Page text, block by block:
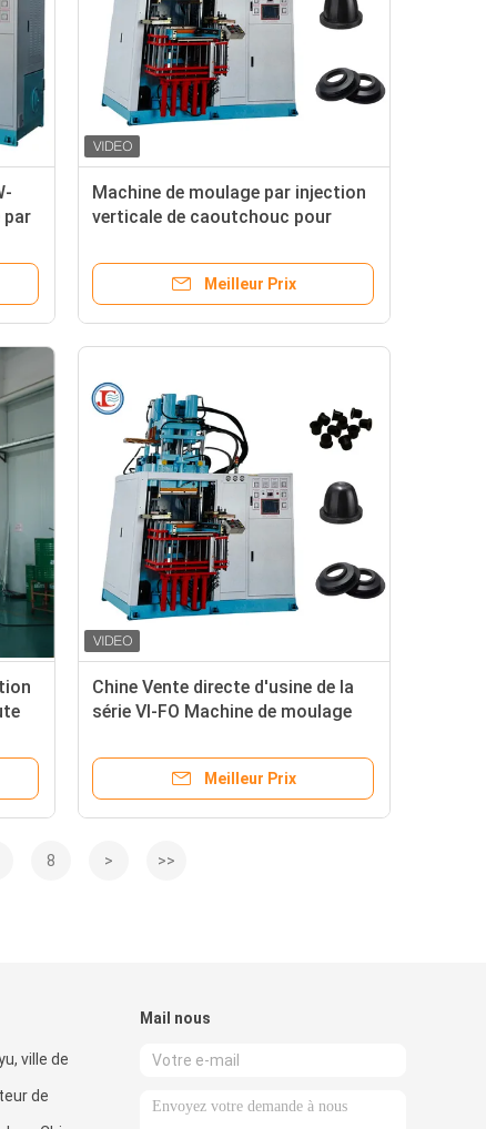
par
Machine de moulage par injection
verticale de caoutchouc pour
Meilleur Prix
Chine Vente directe d'usine de la
série VI-FO Machine de moulage
caoutchouc pour la fabrication de
pièces automobiles pièces
Meilleur Prix
8 > >>
ville de
de
Mail nous